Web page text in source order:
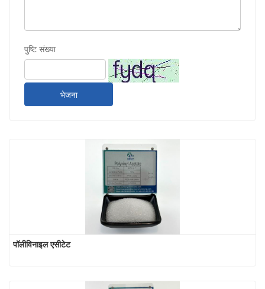
पुष्टि संख्या
भेजना
पॉलीविनाइल एसीटेट